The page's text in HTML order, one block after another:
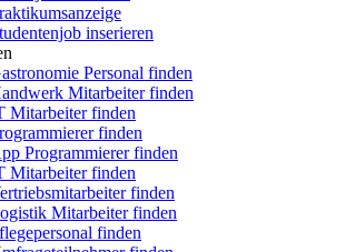
inserieren
Personal finden
Mitarbeiter finden
Mitarbeiter finden
finden
Programmierer finden
Mitarbeiter finden
finden
Mitarbeiter finden
finden